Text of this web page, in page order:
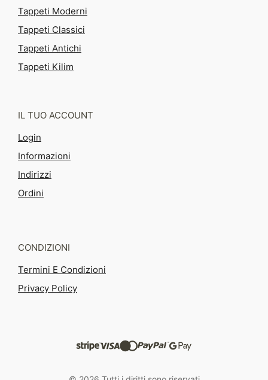
Tappeti Moderni
Tappeti Classici
Tappeti Antichi
Tappeti Kilim
IL TUO ACCOUNT
Login
Informazioni
Indirizzi
Ordini
CONDIZIONI
Termini E Condizioni
Privacy Policy